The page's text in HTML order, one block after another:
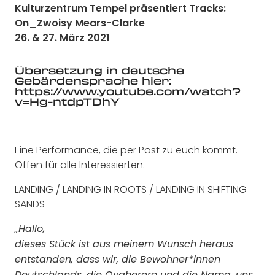
Kulturzentrum Tempel präsentiert Tracks:
On_Zwoisy Mears-Clarke
26. & 27. März 2021
Übersetzung in deutsche
Gebärdensprache hier:
https://www.youtube.com/watch?
v=Hg-ntdpTDhY
Eine Performance, die per Post zu euch kommt.
Offen für alle Interessierten.
LANDING / LANDING IN ROOTS / LANDING IN SHIFTING
SANDS
„Hallo,
dieses Stück ist aus meinem Wunsch heraus
entstanden, dass wir, die Bewohner*innen